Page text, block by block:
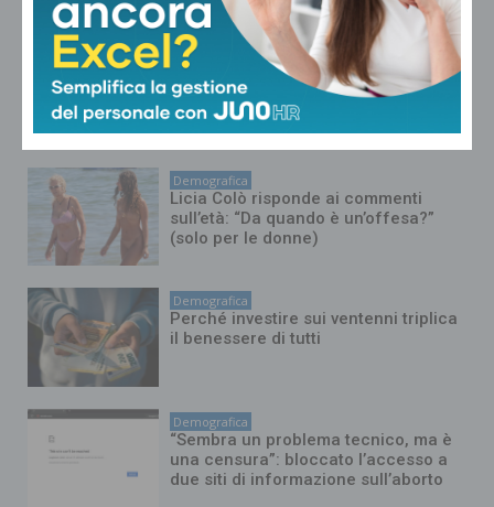
NOTIZIE CORRELATE
Demografica
Testosterone e spermatozoi in calo?
Cosa c’è di vero nello
“Spermageddon”
Demografica
Licia Colò risponde ai commenti
sull’età: “Da quando è un’offesa?”
(solo per le donne)
Demografica
Perché investire sui ventenni triplica
il benessere di tutti
Demografica
“Sembra un problema tecnico, ma è
una censura”: bloccato l’accesso a
due siti di informazione sull’aborto